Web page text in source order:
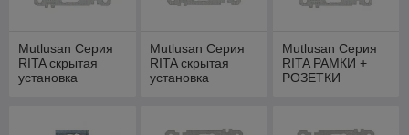
Mutlusan Серия
RITA скрытая
установка
Mutlusan Серия
RITA скрытая
установка
Mutlusan Серия
RITA РАМКИ +
РОЗЕТКИ